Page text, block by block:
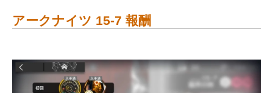
アークナイツ 15-7 報酬